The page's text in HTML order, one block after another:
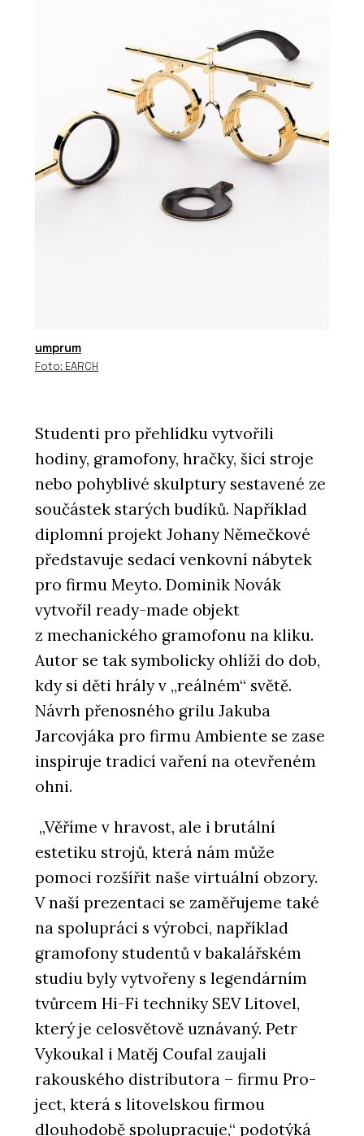
umprum
Foto: EARCH
Studenti pro přehlídku vytvořili
hodiny, gramofony, hračky, šicí stroje
nebo pohyblivé skulptury sestavené ze
součástek starých budíků. Například
diplomní projekt Johany Němečkové
představuje sedací venkovní nábytek
pro firmu Meyto. Dominik Novák
vytvořil ready-made objekt
z mechanického gramofonu na kliku.
Autor se tak symbolicky ohlíží do dob,
kdy si děti hrály v „reálném“ světě.
Návrh přenosného grilu Jakuba
Jarcovjáka pro firmu Ambiente se zase
inspiruje tradicí vaření na otevřeném
ohni.
„Věříme v hravost, ale i brutální
estetiku strojů, která nám může
pomoci rozšířit naše virtuální obzory.
V naší prezentaci se zaměřujeme také
na spolupráci s výrobci, například
gramofony studentů v bakalářském
studiu byly vytvořeny s legendárním
tvůrcem Hi-Fi techniky SEV Litovel,
který je celosvětově uznávaný. Petr
Vykoukal i Matěj Coufal zaujali
rakouského distributora – firmu Pro-
ject, která s litovelskou firmou
dlouhodobě spolupracuje,“ podotýká